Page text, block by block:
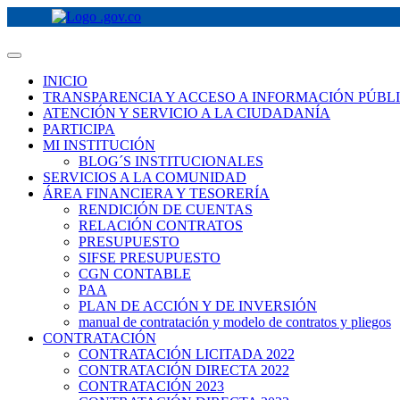
INICIO
TRANSPARENCIA Y ACCESO A INFORMACIÓN
ATENCIÓN Y SERVICIO A LA CIUDADANÍA
PARTICIPA
MI INSTITUCIÓN
BLOG´S INSTITUCIONALES
SERVICIOS A LA COMUNIDAD
ÁREA FINANCIERA Y TESORERÍA
RENDICIÓN DE CUENTAS
RELACIÓN CONTRATOS
PRESUPUESTO
SIFSE PRESUPUESTO
CGN CONTABLE
PAA
PLAN DE ACCIÓN Y DE INVERSIÓN
manual de contratación y modelo de contratos y pliegos
CONTRATACIÓN
CONTRATACIÓN LICITADA 2022
CONTRATACIÓN DIRECTA 2022
CONTRATACIÓN 2023